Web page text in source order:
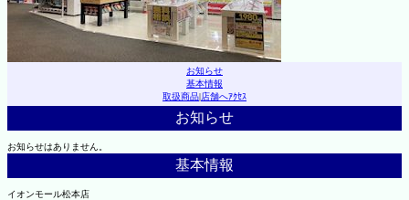
お知らせ
基本情報
取扱商品|店舗へｱｸｾｽ
お知らせ
お知らせはありません。
基本情報
イオンモール松本店